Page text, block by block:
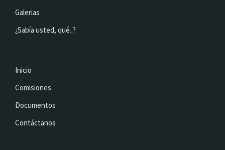
Galerias
¿Sabía usted, qué..?
Inicio
Comisiones
Documentos
Contáctanos